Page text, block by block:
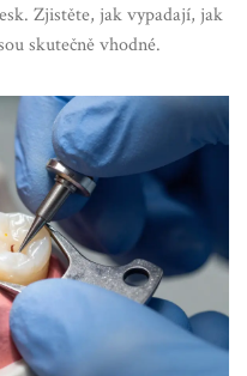
Zjistěte, jak vypadají, jak
skutečně vhodné.